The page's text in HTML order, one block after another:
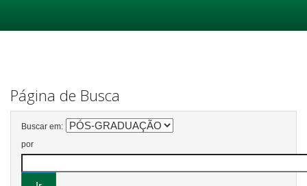
Página de Busca
Buscar em:
por